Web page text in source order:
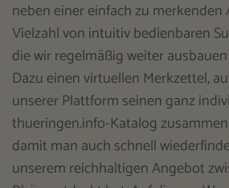
neben einer einfach zu merkenden
Vielzahl von intuitiv bedienbaren
die wir regelmäßig weiter
Dazu einen virtuellen Merkzettel,
unserer Plattform seinen ganz
thueringen.info-Katalog
damit man auch schnell
unserem reichhaltigen Angebot